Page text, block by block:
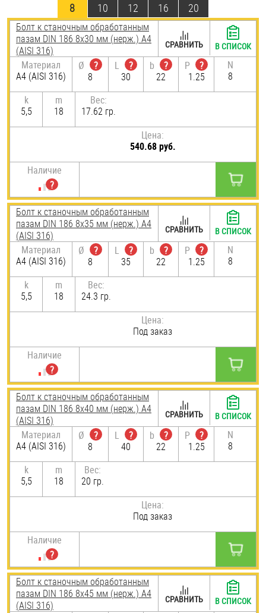
8 10 12 16 20
Болт к станочным обработанным
пазам DIN 186 8х30 мм (нерж.) A4
(AISI 316)
Материал
A4 (AISI 316)
Ø
?
8
L
?
30
b
?
22
P
?
1.25
N
8
k
5,5
m
18
Вес:
17.62 гр.
Цена:
540.68 руб.
Наличие
СРАВНИТЬ В СПИСОК
Болт к станочным обработанным
пазам DIN 186 8х35 мм (нерж.) A4
(AISI 316)
Материал
A4 (AISI 316)
Ø
?
8
L
?
35
b
?
22
P
?
1.25
N
8
k
5,5
m
18
Вес:
24.3 гр.
Цена:
Под заказ
Наличие
СРАВНИТЬ В СПИСОК
Болт к станочным обработанным
пазам DIN 186 8х40 мм (нерж.) A4
(AISI 316)
Материал
A4 (AISI 316)
Ø
?
8
L
?
40
b
?
22
P
?
1.25
N
8
k
5,5
m
18
Вес:
20 гр.
Цена:
Под заказ
Наличие
СРАВНИТЬ В СПИСОК
Болт к станочным обработанным
пазам DIN 186 8х45 мм (нерж.) A4
(AISI 316)
СРАВНИТЬ В СПИСОК